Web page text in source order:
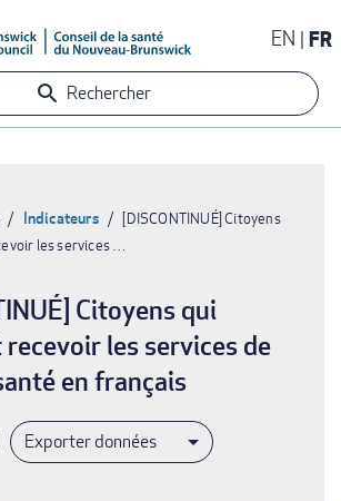
EN FR
Rechercher
Indicateurs
[DISCONTINUÉ] Citoyens
les services …
Citoyens qui
les services de
en français
Exporter données